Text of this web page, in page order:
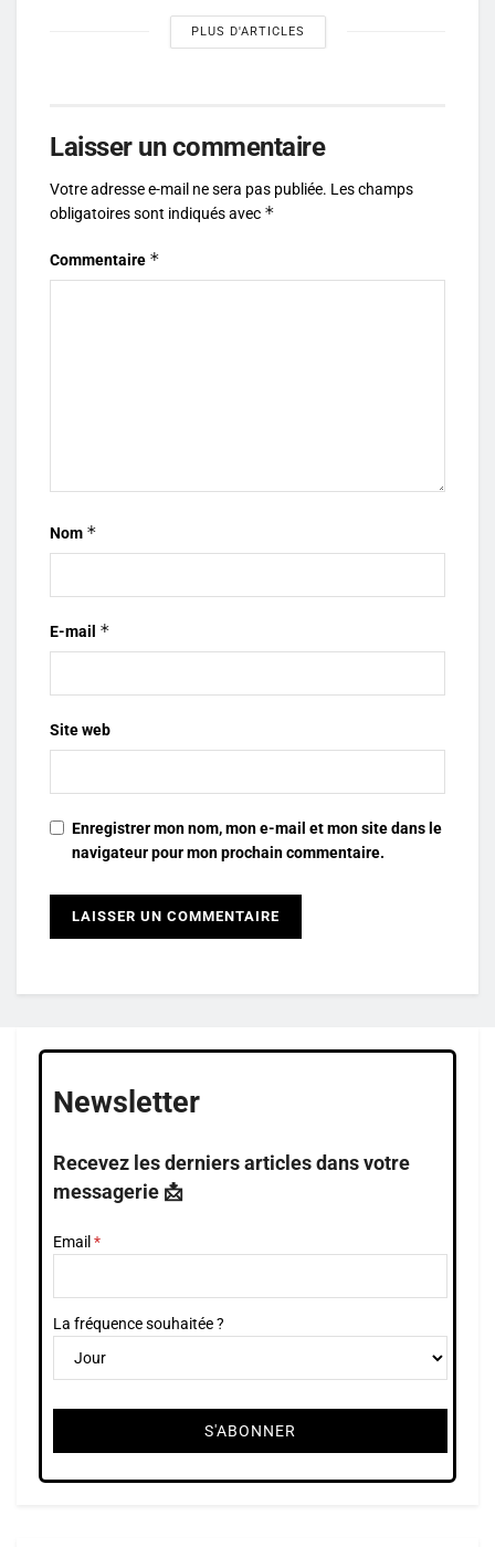
PLUS D'ARTICLES
Laisser un commentaire
Votre adresse e-mail ne sera pas publiée. Les champs
obligatoires sont indiqués avec *
Commentaire *
Nom *
E-mail *
Site web
Enregistrer mon nom, mon e-mail et mon site dans le
navigateur pour mon prochain commentaire.
Newsletter
Recevez les derniers articles dans votre
messagerie 📩
Email
La fréquence souhaitée ?